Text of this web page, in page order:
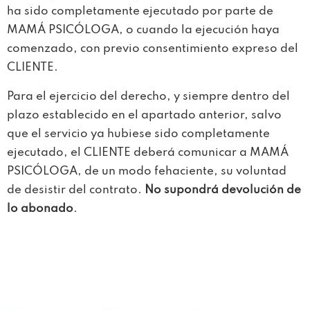
ha sido completamente ejecutado por parte de
MAMÁ PSICÓLOGA, o cuando la ejecución haya
comenzado, con previo consentimiento expreso del
CLIENTE.
Para el ejercicio del derecho, y siempre dentro del
plazo establecido en el apartado anterior, salvo
que el servicio ya hubiese sido completamente
ejecutado, el CLIENTE deberá comunicar a MAMÁ
PSICÓLOGA, de un modo fehaciente, su voluntad
de desistir del contrato. No supondrá devolución de
lo abonado.